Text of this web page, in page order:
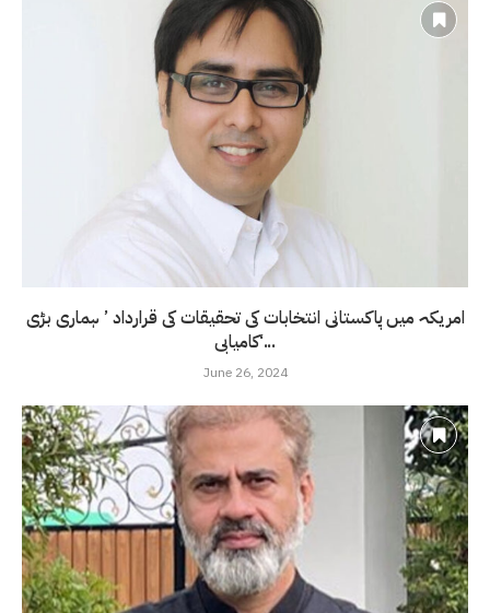
امریکہ میں پاکستانی انتخابات کی تحقیقات کی قرارداد ’ ہماری بڑی
کامیابی‘...
June 26, 2024